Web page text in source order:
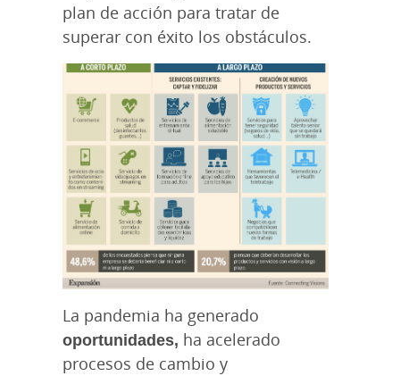
plan de acción para tratar de
superar con éxito los obstáculos.
La pandemia ha generado
oportunidades, ha acelerado
procesos de cambio y